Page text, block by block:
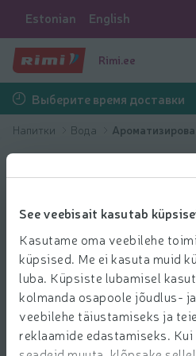
See veebisait kasutab
Kasutame oma veebilehe
küpsised. Me ei kasuta muid
luba. Küpsiste lubamisel
kolmanda osapoole jõudlus-
veebilehe täiustamiseks ja
reklaamide edastamiseks.
Estonian English
Rimi.ee
Выберите время доставки
Напитки Вода